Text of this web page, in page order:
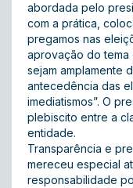
abordada pelo
com a prática,
pregamos nas
aprovação do tema
sejam amplamente
antecedência das
imediatismos”. O
plebiscito entre a
entidade.
Transparência e
mereceu especial
responsabilidade